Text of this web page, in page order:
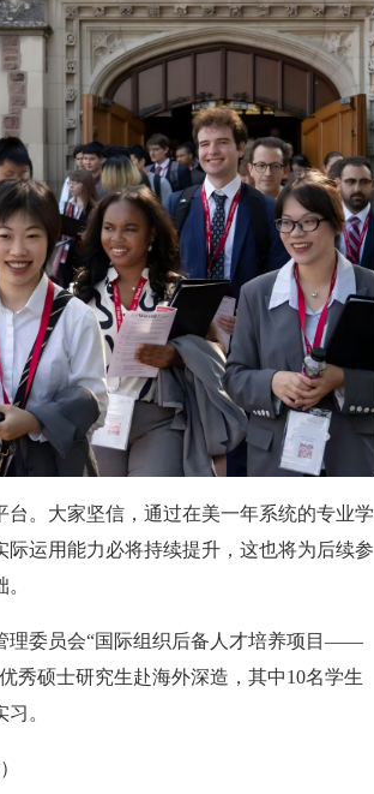
。大家坚信，通过在美一年系统的专业学
运用能力必将持续提升，这也将为后续参
理委员会“国际组织后备人才培养项目——
秀硕士研究生赴海外深造，其中10名学生
。